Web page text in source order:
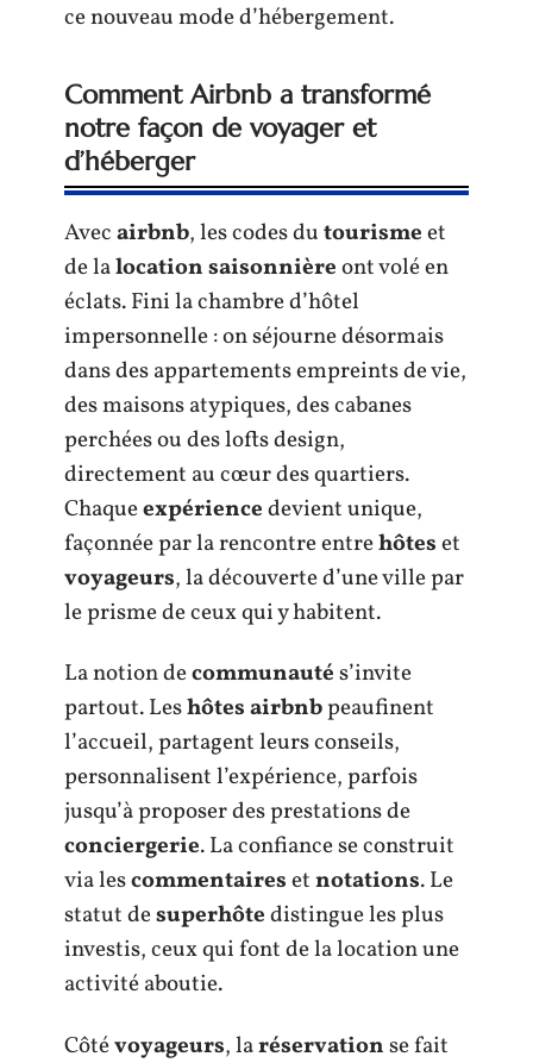
ce nouveau mode d’hébergement.
Comment Airbnb a transformé
notre façon de voyager et
d’héberger
Avecairbnb, les codes dutourismeet
de lalocation saisonnièreont volé en
éclats. Fini la chambre d’hôtel
impersonnelle : on séjourne désormais
dans des appartements empreints de vie,
des maisons atypiques, des cabanes
perchées ou des lofts design,
directement au cœur des quartiers.
Chaqueexpériencedevient unique,
façonnée par la rencontre entrehôteset
voyageurs, la découverte d’une ville par
le prisme de ceux qui y habitent.
La notion decommunautés’invite
partout. Leshôtes airbnbpeaufinent
l’accueil, partagent leurs conseils,
personnalisent l’expérience, parfois
jusqu’à proposer des prestations de
conciergerie. La confiance se construit
via lescommentairesetnotations. Le
statut desuperhôtedistingue les plus
investis, ceux qui font de la location une
activité aboutie.
Côtévoyageurs, laréservationse fait